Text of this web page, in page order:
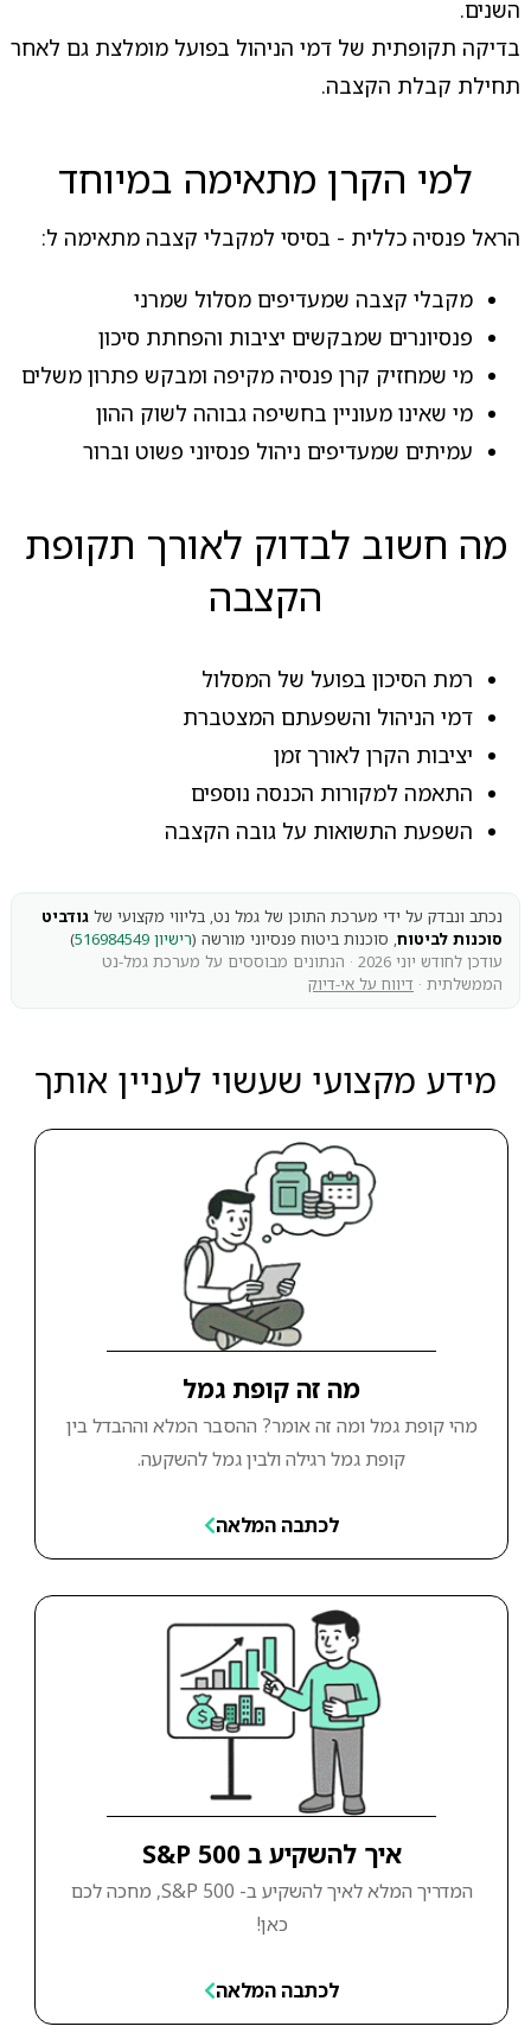
השנים.
בדיקה תקופתית של דמי הניהול בפועל מומלצת גם לאחר
תחילת קבלת הקצבה.
למי הקרן מתאימה במיוחד
הראל פנסיה כללית - בסיסי למקבלי קצבה מתאימה ל:
מקבלי קצבה שמעדיפים מסלול שמרני
פנסיונרים שמבקשים יציבות והפחתת סיכון
מי שמחזיק קרן פנסיה מקיפה ומבקש פתרון משלים
מי שאינו מעוניין בחשיפה גבוהה לשוק ההון
עמיתים שמעדיפים ניהול פנסיוני פשוט וברור
מה חשוב לבדוק לאורך תקופת
הקצבה
רמת הסיכון בפועל של המסלול
דמי הניהול והשפעתם המצטברת
יציבות הקרן לאורך זמן
התאמה למקורות הכנסה נוספים
השפעת התשואות על גובה הקצבה
נכתב ונבדק על ידי מערכת התוכן של גמל נט, בליווי מקצועי של גודביט
סוכנות לביטוח, סוכנות ביטוח פנסיוני מורשה (רישיון 516984549
)
עודכן לחודש יוני 2026 · הנתונים מבוססים על מערכת גמל-נט
הממשלתית · דיווח על אי-דיוק
מידע מקצועי שעשוי לעניין אותך
מה זה קופת גמל
מהי קופת גמל ומה זה אומר? ההסבר המלא וההבדל בין
קופת גמל רגילה ולבין גמל להשקעה.
לכתבה המלאה
איך להשקיע ב S&P 500
המדריך המלא לאיך להשקיע ב- S&P 500, מחכה לכם
כאן!
לכתבה המלאה